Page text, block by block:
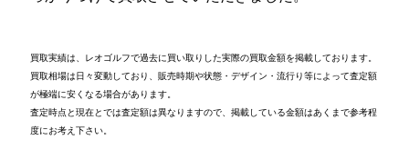
買取実績は、レオゴルフで過去に買い取りした実際の買取金額を掲載しております。
買取相場は日々変動しており、販売時期や状態・デザイン・流行り等によって査定額
が極端に安くなる場合があります。
査定時点と現在とでは査定額は異なりますので、掲載している金額はあくまで参考程
度にお考え下さい。